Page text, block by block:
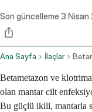
Son güncelleme 3 Nisan
Ana Sayfa İlaçlar
Betametazon ve
olan mantar cilt
Bu güçlü ikili, mantarla